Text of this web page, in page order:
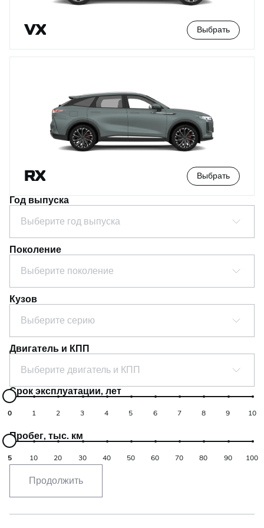
VX Выбрать
RX Выбрать
Год выпуска
Выберите год выпуска
Поколение
Выберите поколение
Кузов
Выберите серию
Двигатель и КПП
Выберите двигатель и КПП
Срок эксплуатации, лет
0 1 2 3 4 5 6 7 8 9 10
Пробег, тыс. км
5 10 20 30 40 50 60 70 80 90 100
Продолжить